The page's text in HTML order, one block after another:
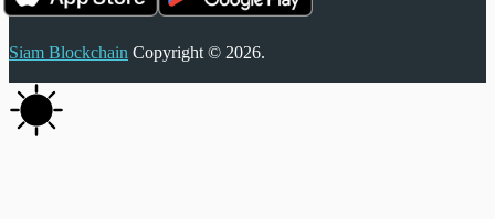
Siam Blockchain Copyright © 2026.